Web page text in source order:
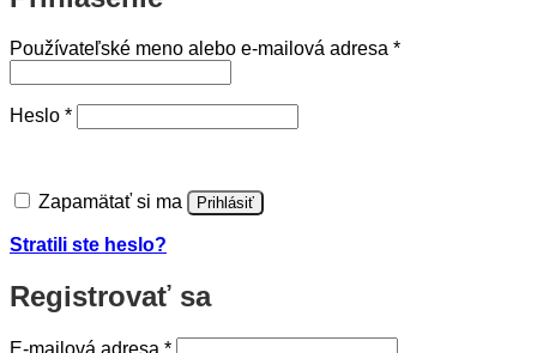
Používateľské meno alebo e-mailová adresa *Povinné
Heslo *Povinné
Zapamätať si ma Prihlásiť
Stratili ste heslo?
Registrovať sa
E-mailová adresa *Povinné